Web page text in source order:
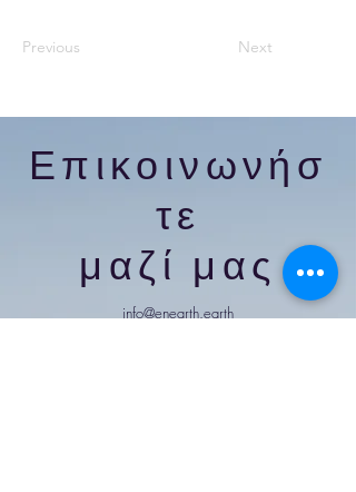
Previous Next
Επικοινωνήσ
τε
μαζί μας
info@enearth.earth